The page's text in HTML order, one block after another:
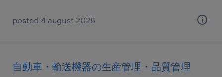
posted 4 august 2026
自動車・輸送機器の生産管理・品質管理